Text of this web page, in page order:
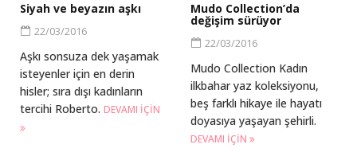
Siyah ve beyazın aşkı
22/03/2016
Aşkı sonsuza dek yaşamak
isteyenler için en derin
hisler; sıra dışı kadınların
tercihi Roberto. DEVAMI IÇIN
Mudo Collection’da
değişim sürüyor
22/03/2016
Mudo Collection Kadın
ilkbahar yaz koleksiyonu,
beş farklı hikaye ile hayatı
doyasıya yaşayan şehirli.
DEVAMI IÇIN